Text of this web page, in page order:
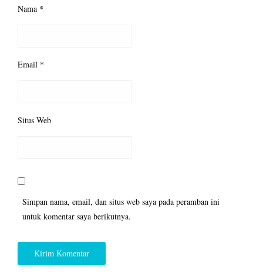
Nama *
Email *
Situs Web
Simpan nama, email, dan situs web saya pada peramban ini
untuk komentar saya berikutnya.